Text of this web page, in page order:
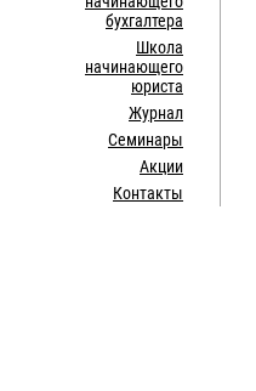
бухгалтера
Школа
начинающего
юриста
Журнал
Семинары
Акции
Контакты